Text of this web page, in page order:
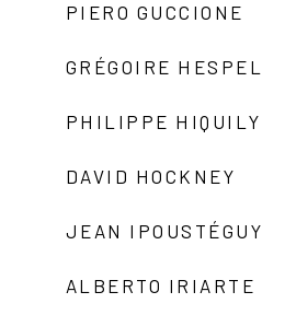
PIERO GUCCIONE
GRÉGOIRE HESPEL
PHILIPPE HIQUILY
DAVID HOCKNEY
JEAN IPOUSTÉGUY
ALBERTO IRIARTE